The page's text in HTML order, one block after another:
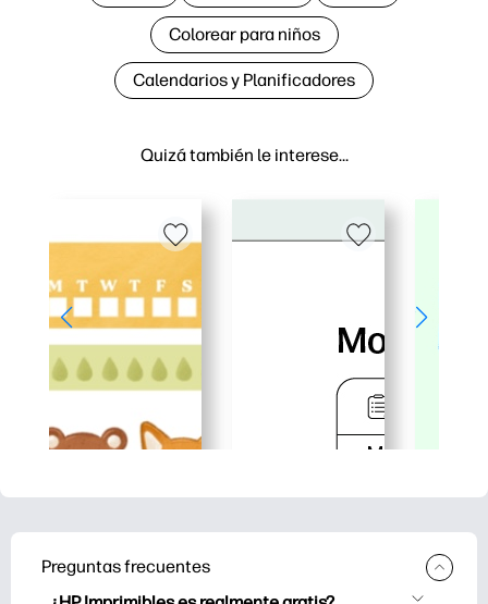
Quizá también le interese…
Colorear para niños
Calendarios y Planificadores
Preguntas frecuentes